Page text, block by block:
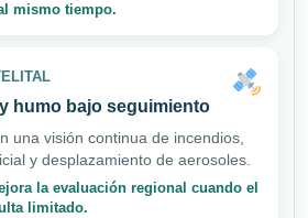
mismo tiempo.
humo bajo seguimiento
una visión continua de incendios,
y desplazamiento de aerosoles.
la evaluación regional cuando el
limitado.